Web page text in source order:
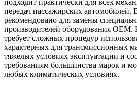
передач пассажирских автомобилей.
рекомендовано для замены
производителей оборудования OEM.
требует сложных процедур
характерных для трансмиссионных
тяжелых условиях эксплуатации и
требованиям большинства марок и
любых климатических условиях.